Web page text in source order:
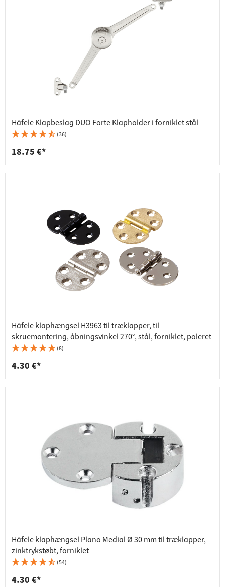
Häfele Klapbeslag DUO Forte Klapholder i forniklet stål
(36)
18.75 €*
Häfele klaphængsel H3963 til træklapper, til
skruemontering, åbningsvinkel 270°, stål, forniklet, poleret
(8)
4.30 €*
Häfele klaphængsel Plano Medial Ø 30 mm til træklapper,
zinktrykstøbt, forniklet
(54)
4.30 €*